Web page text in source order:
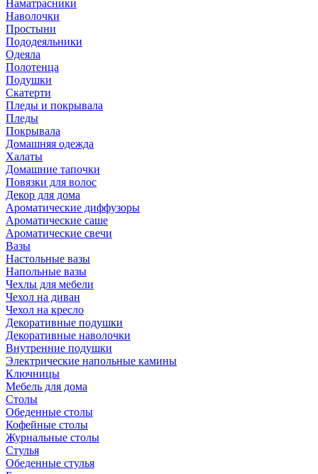
Наматрасники
Наволочки
Простыни
Пододеяльники
Одеяла
Полотенца
Подушки
Скатерти
Пледы и покрывала
Пледы
Покрывала
Домашняя одежда
Халаты
Домашние тапочки
Повязки для волос
Декор для дома
Ароматические диффузоры
Ароматические саше
Ароматические свечи
Вазы
Настольные вазы
Напольные вазы
Чехлы для мебели
Чехол на диван
Чехол на кресло
Декоративные подушки
Декоративные наволочки
Внутренние подушки
Электрические напольные камины
Ключницы
Мебель для дома
Столы
Обеденные столы
Кофейные столы
Журнальные столы
Стулья
Обеденные стулья